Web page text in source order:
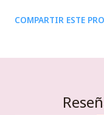
COMPARTIR ESTE